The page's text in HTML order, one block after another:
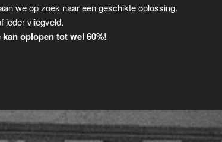
we op zoek naar een geschikte oplossing.
ieder vliegveld.
oplopen tot wel 60%!